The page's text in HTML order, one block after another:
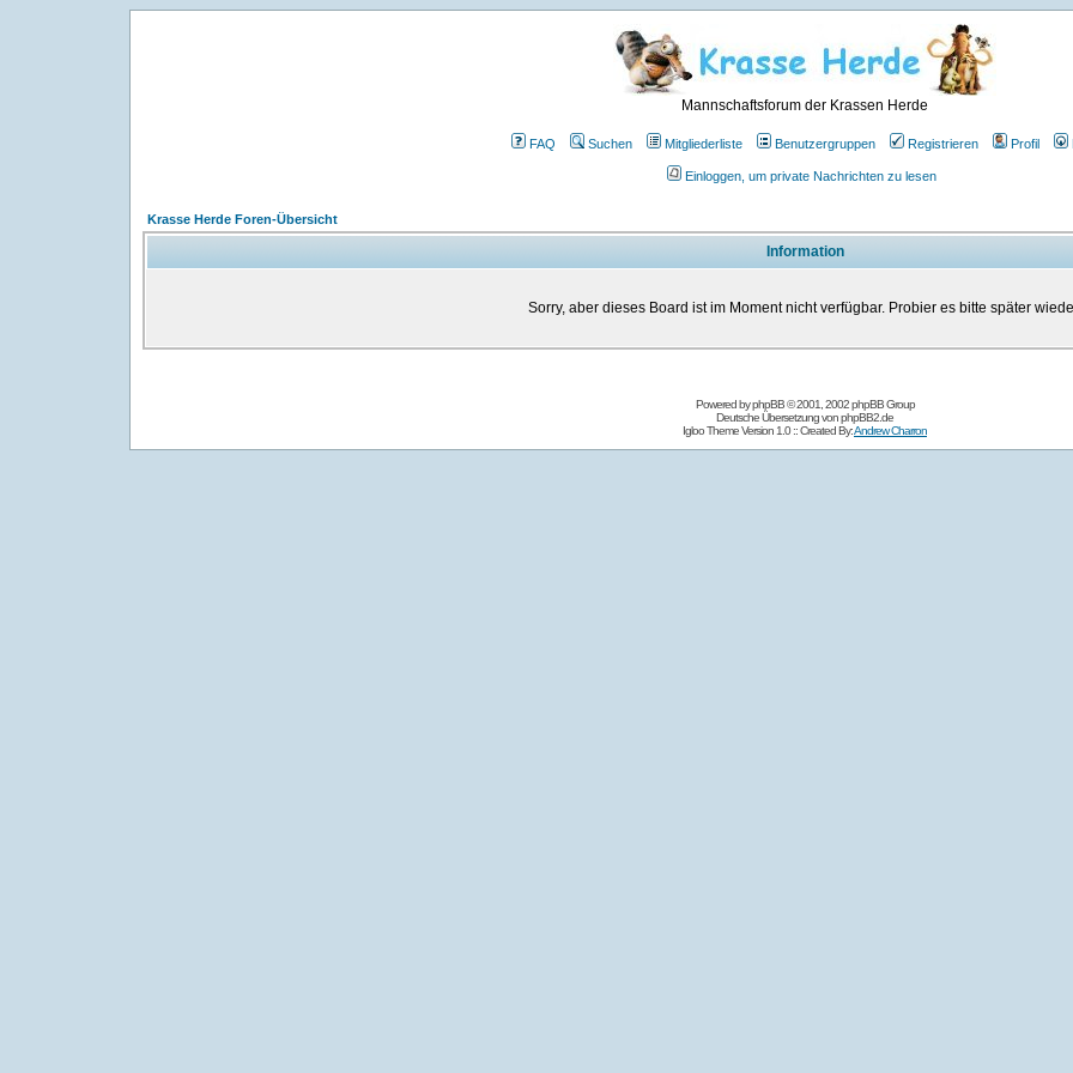
Mannschaftsforum der Krassen Herde
FAQ Suchen Mitgliederliste Benutzergruppen Registrieren Profil
Einloggen, um private Nachrichten zu lesen
Krasse Herde Foren-Übersicht
Information
Sorry, aber dieses Board ist im Moment nicht verfügbar. Probier es bitte später
Powered byphpBB© 2001, 2002 phpBB Group
Deutsche Übersetzung vonphpBB2.de
Igloo Theme Version 1.0 :: Created By:Andrew Charron